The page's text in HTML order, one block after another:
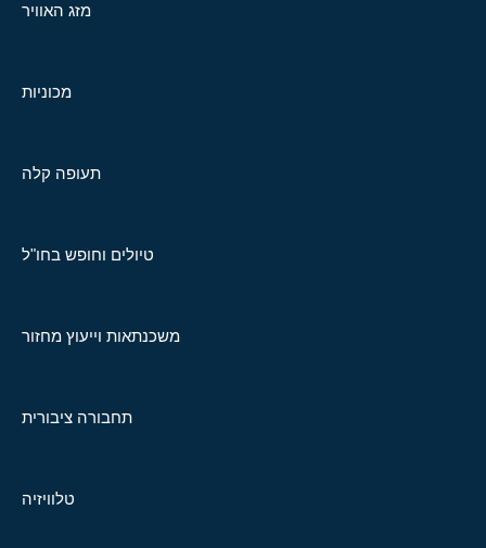
מזג האוויר
מכוניות
תעופה קלה
טיולים וחופש בחו"ל
משכנתאות וייעוץ מחזור
תחבורה ציבורית
טלוויזיה